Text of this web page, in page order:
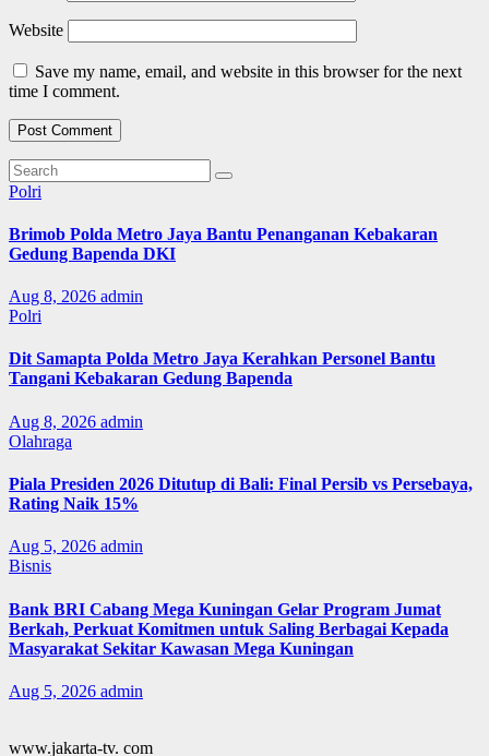
Website
Save my name, email, and website in this browser for the next
time I comment.
Polri
Brimob Polda Metro Jaya Bantu Penanganan Kebakaran
Gedung Bapenda DKI
Aug 8, 2026 admin
Polri
Dit Samapta Polda Metro Jaya Kerahkan Personel Bantu
Tangani Kebakaran Gedung Bapenda
Aug 8, 2026 admin
Olahraga
Piala Presiden 2026 Ditutup di Bali: Final Persib vs Persebaya,
Rating Naik 15%
Aug 5, 2026 admin
Bisnis
Bank BRI Cabang Mega Kuningan Gelar Program Jumat
Berkah, Perkuat Komitmen untuk Saling Berbagai Kepada
Masyarakat Sekitar Kawasan Mega Kuningan
Aug 5, 2026 admin
www.jakarta-tv. com